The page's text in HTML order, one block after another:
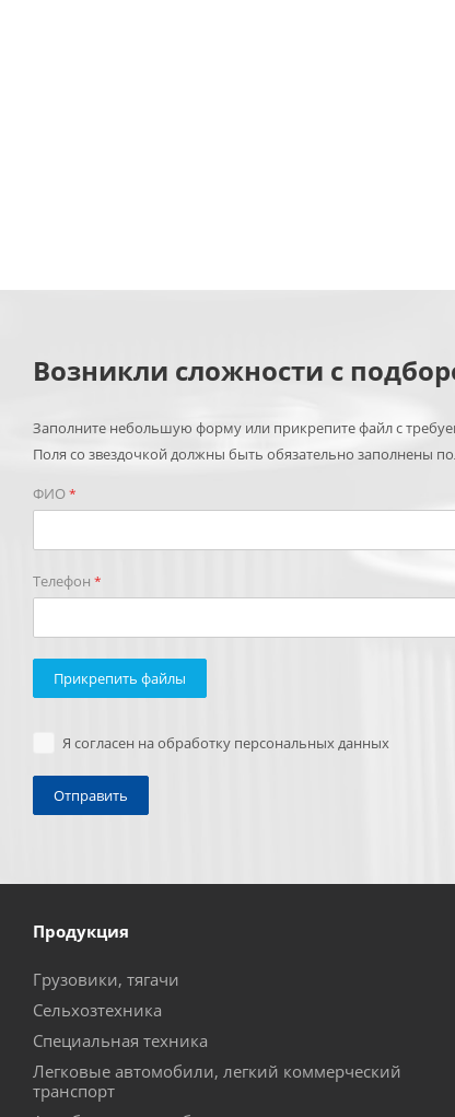
Возникли сложности с
Заполните небольшую форму или прикрепите файл с
Поля со звездочкой должны быть обязательно заполнены
ФИО*
Телефон *
Прикрепить файлы
Я согласен на обработку персональных данных
Продукция
Грузовики, тягачи
Сельхозтехника
Специальная техника
Легковые автомобили, легкий коммерческий
транспорт